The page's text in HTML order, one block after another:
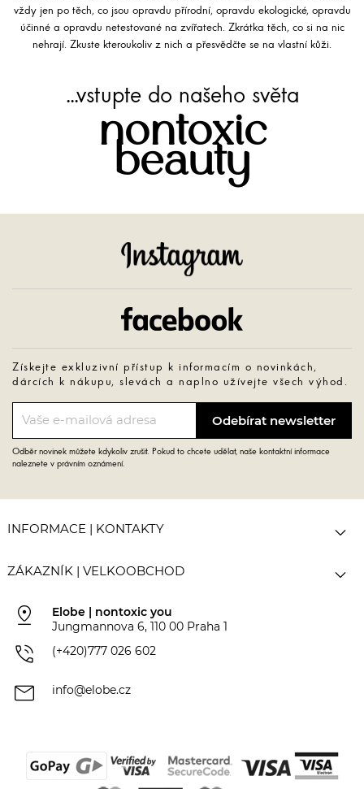
vždy jen po těch, co jsou opravdu přírodní, opravdu ekologické, opravdu
účinné a opravdu netestované na zvířatech. Zkrátka těch, co si na nic
nehrají. Zkuste kteroukoliv z nich a přesvědčte se na vlastní kůži.
...vstupte do našeho světa
nontoxic
beauty
Získejte exkluzivní přístup k informacím o novinkách,
dárcích k nákupu, slevách a naplno užívejte všech výhod.
Odběr novinek můžete kdykoliv zrušit. Pokud to chcete udělat, naše kontaktní informace
naleznete v právním oznámení.
INFORMACE | KONTAKTY 
ZÁKAZNÍK | VELKOOBCHOD 
pin_drop
Elobe | nontoxic you
Jungmannova 6, 110 00 Praha 1
phone_in_talk (+420)777 026 602
mail info@elobe.cz